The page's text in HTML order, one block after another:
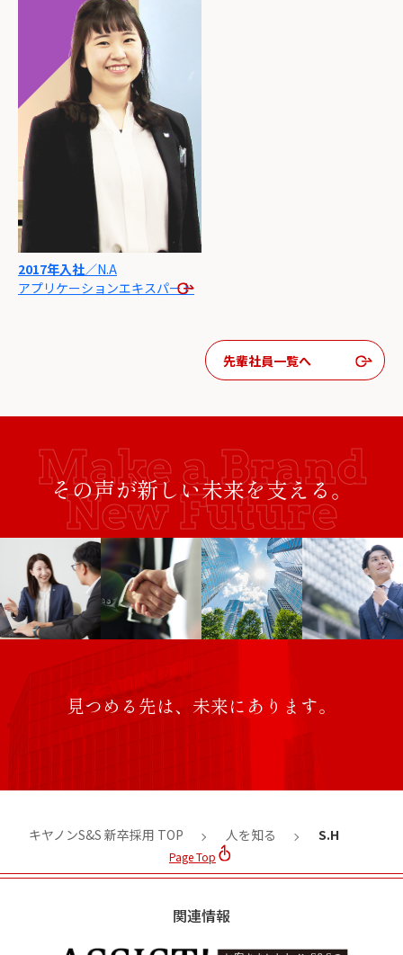
2017年入社／N.A
アプリケーションエキスパート
先輩社員一覧へ
その声が新しい未来を支える。
見つめる先は、未来にあります。
キヤノンS&S 新卒採用 TOP 人を知る S.H
Page Top
関連情報